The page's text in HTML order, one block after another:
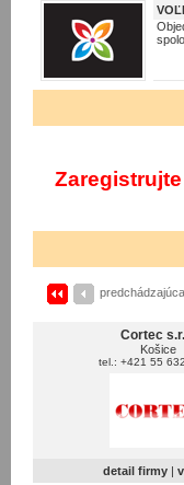
Cortec
Košice
tel.: +421 55
detail firmy |